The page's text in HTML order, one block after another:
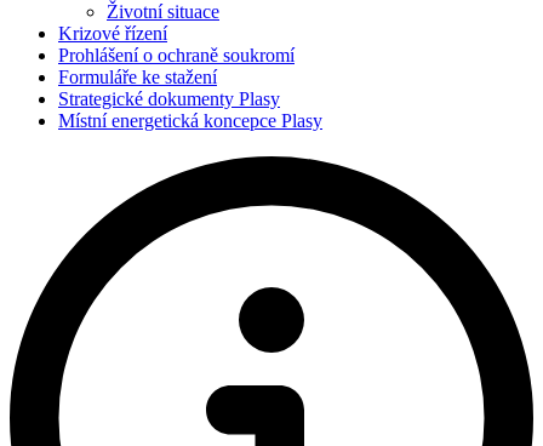
Životní situace
Krizové řízení
Prohlášení o ochraně soukromí
Formuláře ke stažení
Strategické dokumenty Plasy
Místní energetická koncepce Plasy